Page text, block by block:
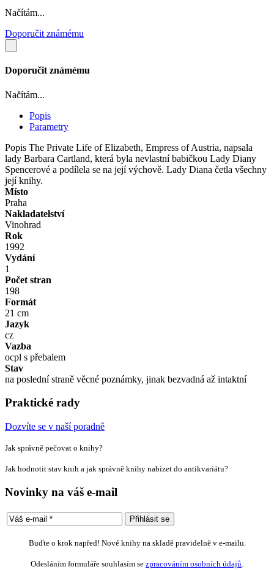
Načítám...
Doporučit známému
Doporučit známému
Načítám...
Popis
Parametry
Popis The Private Life of Elizabeth, Empress of Austria, napsala
lady Barbara Cartland, která byla nevlastní babičkou Lady Diany
Spencerové a podílela se na její výchově. Lady Diana četla všechny
její knihy.
Místo
Praha
Nakladatelství
Vinohrad
Rok
1992
Vydání
1
Počet stran
198
Formát
21 cm
Jazyk
cz
Vazba
ocpl s přebalem
Stav
na poslední straně věcné poznámky, jinak bezvadná až intaktní
Praktické rady
Dozvíte se v naší poradně
Jak správně pečovat o knihy?
Jak hodnotit stav knih a jak správně knihy nabízet do antikvariátu?
Novinky na váš e-mail
Buďte o krok napřed! Nové knihy na skladě pravidelně v e-mailu.
Odesláním formuláře souhlasím se zpracováním osobních údajů